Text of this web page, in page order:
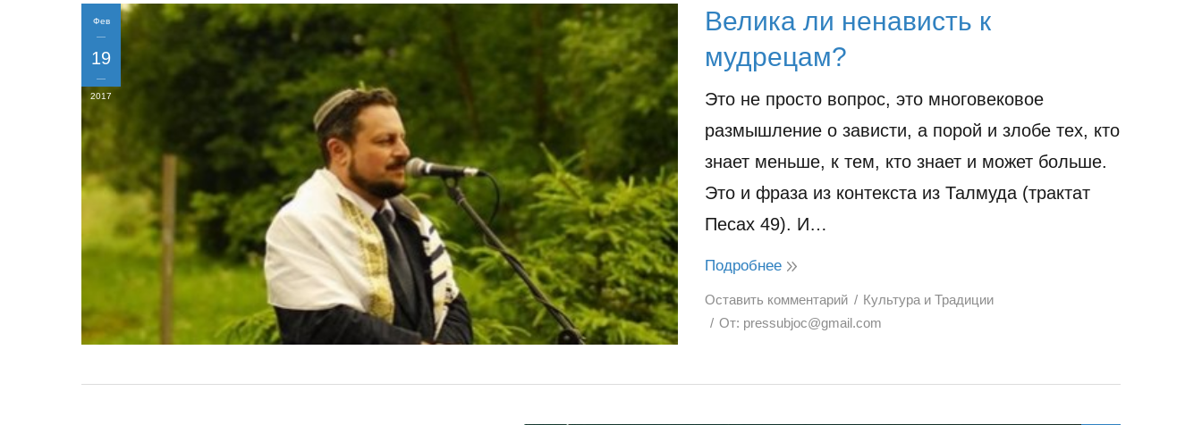
Фев
19
2017
Велика ли ненависть к
мудрецам?
Это не просто вопрос, это многовековое
размышление о зависти, а порой и злобе тех, кто
знает меньше, к тем, кто знает и может больше.
Это и фраза из контекста из Талмуда (трактат
Песах 49). И…
Подробнее
Оставить комментарий
Культура и Традиции
От: pressubjoc@gmail.com